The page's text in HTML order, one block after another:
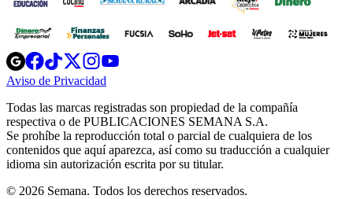
Opens
in
new
Opens
in
new
Opens
in
new
window
Opens
new
windowwindow
Aviso de Privacidad
new
window
Todas las marcas registradas son propiedad de la compañía
respectiva o de PUBLICACIONES SEMANA S.A.
Se prohíbe la reproducción total o parcial de cualquiera de los
contenidos que aquí aparezca, así como su traducción a cualquier
idioma sin autorización escrita por su titular.
© 2026 Semana. Todos los derechos reservados.